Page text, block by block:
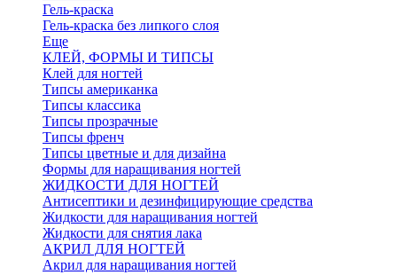
Гель-краска
Гель-краска без липкого слоя
Еще
КЛЕЙ, ФОРМЫ И ТИПСЫ
Клей для ногтей
Типсы американка
Типсы классика
Типсы прозрачные
Типсы френч
Типсы цветные и для дизайна
Формы для наращивания ногтей
ЖИДКОСТИ ДЛЯ НОГТЕЙ
Антисептики и дезинфицирующие средства
Жидкости для наращивания ногтей
Жидкости для снятия лака
АКРИЛ ДЛЯ НОГТЕЙ
Акрил для наращивания ногтей